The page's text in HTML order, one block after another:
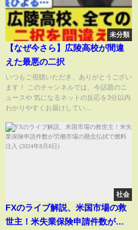
未分類
【なぜ今さら】広陵高校が間違
えた最悪の二択
いつもご視聴いただき、ありがとうござい
ます！ このチャンネルでは、今話題のニ
ュースや 気になるネットの反応を3分以内
わかりやすくお届けしてい...
社会
FXのライブ解説、米国市場の救
世主！米失業保険申請件数が労